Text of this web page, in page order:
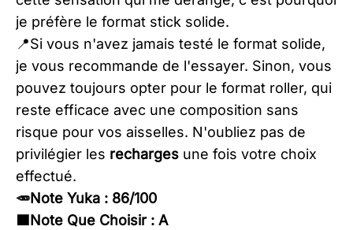
je préfère le format stick solide.
​📍Si vous n'avez jamais testé le format solide,
je vous recommande de l'essayer. Sinon, vous
pouvez toujours opter pour le format roller, qui
reste efficace avec une composition sans
risque pour vos aisselles. N'oubliez pas de
privilégier les recharges une fois votre choix
effectué.
🥕Note Yuka : 86/100
🟦Note Que Choisir : A​